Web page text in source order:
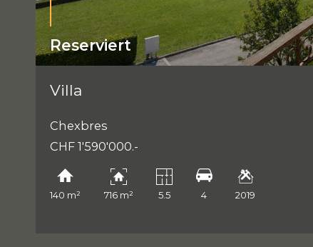
Reserviert
Villa
Chexbres
CHF 1'590'000.-
140 m² 716 m² 5.5 4 2019